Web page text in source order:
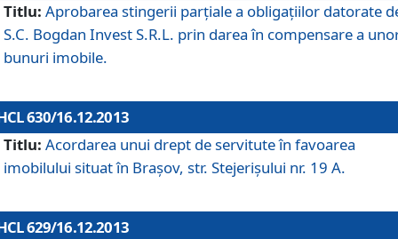
Titlu: Aprobarea stingerii parţiale a obligaţiilor datorate
S.C. Bogdan Invest S.R.L. prin darea în compensare a
bunuri imobile.
630/16.12.2013
Titlu: Acordarea unui drept de servitute în favoarea
imobilului situat în Braşov, str. Stejerişului nr. 19 A.
629/16.12.2013